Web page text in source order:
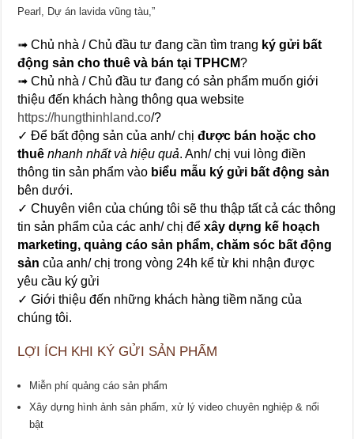
Pearl, Dự án lavida vũng tàu,”
➟ Chủ nhà / Chủ đầu tư đang cần tìm trang ký gửi bất
động sản cho thuê và bán tại TPHCM?
➟ Chủ nhà / Chủ đầu tư đang có sản phẩm muốn giới
thiệu đến khách hàng thông qua website
https://hungthinhland.co/?
✓ Để bất động sản của anh/ chịđược bán hoặc cho
thuê nhanh nhất và hiệu quả. Anh/ chị vui lòng điền
thông tin sản phẩm vào biểu mẫu ký gửi bất động sản
bên dưới.
✓ Chuyên viên của chúng tôi sẽ thu thập tất cả các thông
tin sản phẩm của các anh/ chị đểxây dựng kế hoạch
marketing, quảng cáo sản phẩm, chăm sóc bất động
sản của anh/ chị trong vòng 24h kể từ khi nhận được
yêu cầu ký gửi
✓ Giới thiệu đến những khách hàng tiềm năng của
chúng tôi.
LỢI ÍCH KHI KÝ GỬI SẢN PHẨM
Miễn phí quảng cáo sản phẩm
Xây dựng hình ảnh sản phẩm, xử lý video chuyên nghiệp & nổi
bật